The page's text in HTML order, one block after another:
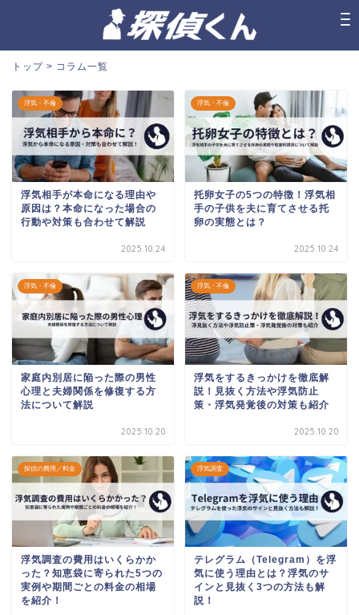
トップ > コラム一覧
浮気・不倫
浮気相手が本命になる理由や
原因は？本命になった場合の
行動や対策も合わせて解説
2025.10.24
浮気・不倫
托卵女子の5つの特徴！浮気相
手の子供を夫に育てさせる托
卵の実態とは？
2025.10.24
浮気・不倫
家庭内別居に陥った際の男性
心理と夫婦関係を修復する方
法について解説
2025.10.20
浮気・不倫
浮気をするきっかけを徹底解
説！見抜く方法や浮気防止
策・浮気発覚後の対策も紹介
2025.10.20
探偵の費用／料金
浮気調査の費用はいくらかか
った？知恵袋に寄られた5つの
実例や期間ごとの料金の相場
を紹介！
浮気調査
テレグラム（Telegram）を浮
気に使う理由とは？浮気のサ
インと見抜く3つの方法も解
説！